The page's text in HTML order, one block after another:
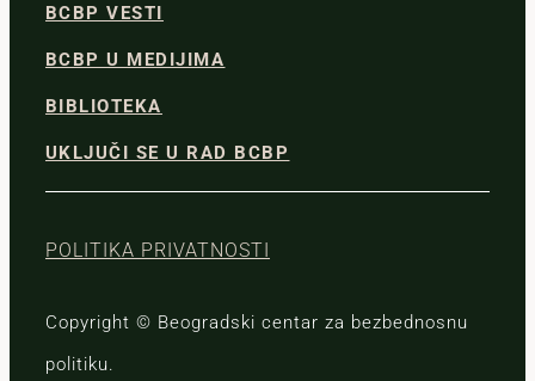
BCBP VESTI
BCBP U MEDIJIMA
BIBLIOTEKA
UKLJUČI SE U RAD BCBP
POLITIKA PRIVATNOSTI
Copyright © Beogradski centar za bezbednosnu
politiku.